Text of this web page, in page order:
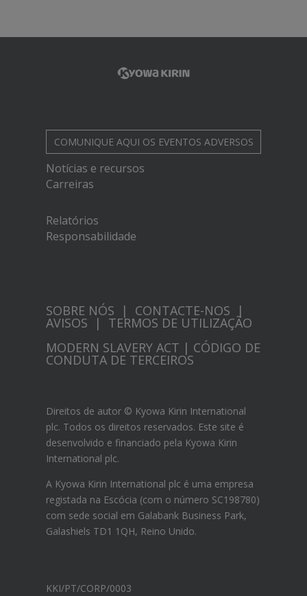
COMUNIQUE AQUI OS EVENTOS ADVERSOS
Notícias e recursos
Carreiras
Relatórios
Responsabilidade
SOBRE NÓS | CONTACTE-NOS |
AVISOS | TERMOS DE UTILIZAÇÃO
MODERN SLAVERY ACT | CÓDIGO DE
CONDUTA DE TERCEIROS
Direitos de autor © Kyowa Kirin International
plc. Todos os direitos reservados. Este site é
desenvolvido e financiado pela Kyowa Kirin
International plc.
A Kyowa Kirin International plc é uma empresa
registada na Escócia (com o número SC198780)
com sede social em Galabank Business Park,
Galashiels TD1 1QH, Reino Unido.
KKI/PT/CORP/0003